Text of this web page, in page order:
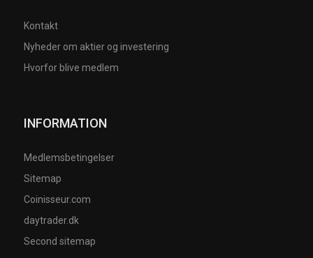
Kontakt
Nyheder om aktier og investering
Hvorfor blive medlem
INFORMATION
Medlemsbetingelser
Sitemap
Coinisseur.com
daytrader.dk
Second sitemap